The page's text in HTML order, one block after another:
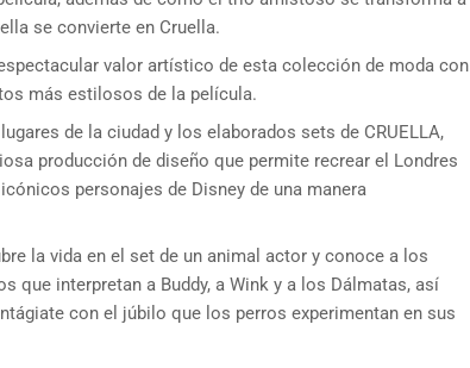
se convierte en Cruella.
valor artístico de esta colección de moda con
más estilosos de la película.
de la ciudad y los elaborados sets de CRUELLA,
producción de diseño que permite recrear el Londres
personajes de Disney de una manera
la vida en el set de un animal actor y conoce a los
que interpretan a Buddy, a Wink y a los Dálmatas, así
con el júbilo que los perros experimentan en sus